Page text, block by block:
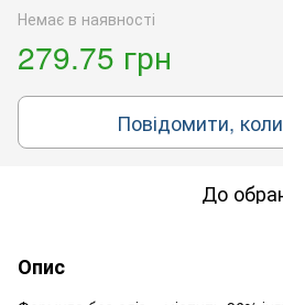
Немає в наявності
279.75 грн
Повідомити,
До
Опис